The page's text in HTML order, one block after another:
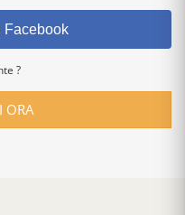
Facebook
?
ORA